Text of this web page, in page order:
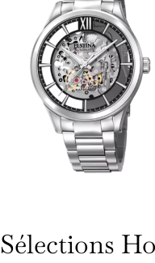
Sélections